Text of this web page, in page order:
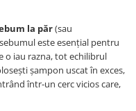
la păr(sau
este esențial pentru
o iau razna, tot echilibrul
șampon uscat în exces,
într-un cerc vicios care,